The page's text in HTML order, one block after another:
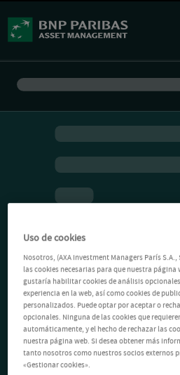
Uso de cookies
Nosotros, (AXA Investment Managers París
las cookies necesarias para que nuestra página
gustaría habilitar cookies de análisis
experiencia en la web, así como cookies de
personalizados. Puede optar por aceptar o
opcionales. Ninguna de las cookies que
automáticamente, y el hecho de rechazar las
nuestra página web. Si desea obtener más
tanto nosotros como nuestros socios externos
«Gestionar cookies».